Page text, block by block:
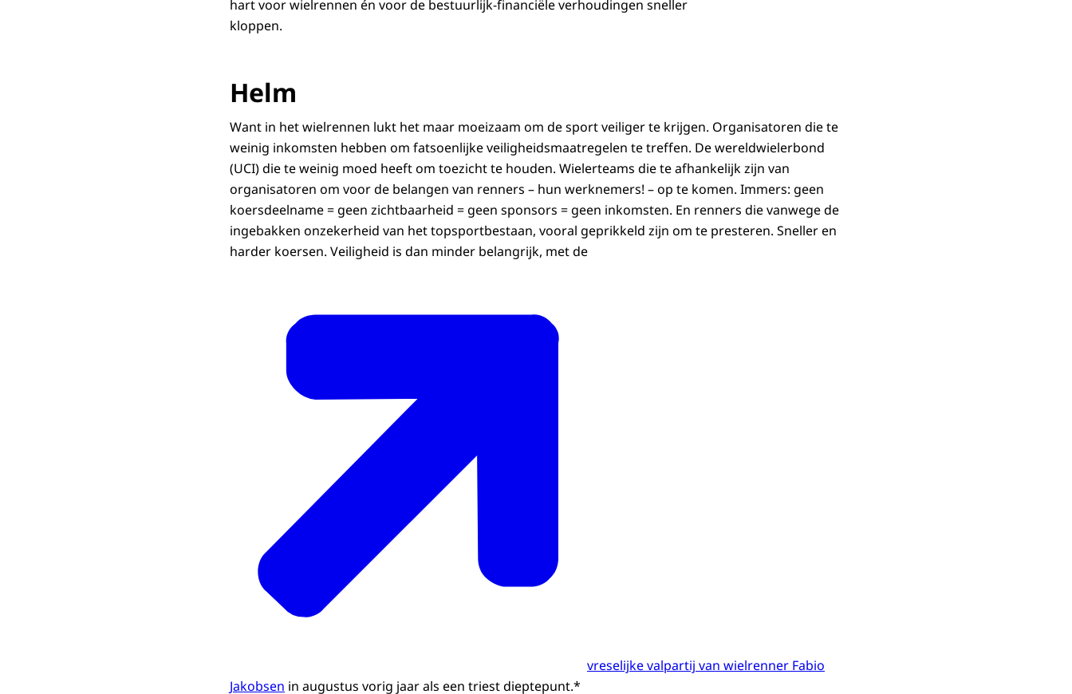
hart voor wielrennen én voor de bestuurlijk-financiële verhoudingen sneller
kloppen.
Helm
Want in het wielrennen lukt het maar moeizaam om de sport veiliger te krijgen. Organisatoren die te
weinig inkomsten hebben om fatsoenlijke veiligheidsmaatregelen te treffen. De wereldwielerbond
(UCI) die te weinig moed heeft om toezicht te houden. Wielerteams die te afhankelijk zijn van
organisatoren om voor de belangen van renners – hun werknemers! – op te komen. Immers: geen
koersdeelname = geen zichtbaarheid = geen sponsors = geen inkomsten. En renners die vanwege de
ingebakken onzekerheid van het topsportbestaan, vooral geprikkeld zijn om te presteren. Sneller en
harder koersen. Veiligheid is dan minder belangrijk, met de
vreselijke valpartij van wielrenner Fabio
Jakobsen in augustus vorig jaar als een triest dieptepunt.*